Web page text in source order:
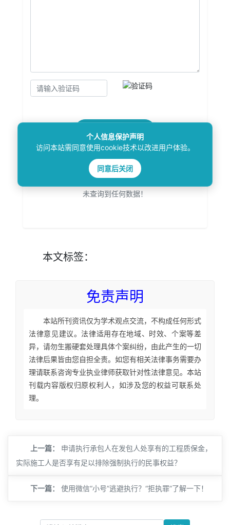
未查询到任何数据！
本文标签：
免责声明
本站所刊资讯仅为学术观点交流，不构成任何形式
法律意见建议。法律适用存在地域、时效、个案等差
异，请勿生搬硬套处理具体个案纠纷，由此产生的一切
法律后果皆由您自担全责。如您有相关法律事务需要办
理请联系咨询专业执业律师获取针对性法律意见。本站
刊载内容版权归原权利人，如涉及您的权益可联系处
理。
上一篇：
申请执行承包人在发包人处享有的工程质保金，
实际施工人是否享有足以排除强制执行的民事权益？
下一篇： 使用微信“小号”逃避执行？“拒执罪”了解一下！
个人信息保护声明
访问本站需同意使用cookie技术以改进用户体验。
同意后关闭